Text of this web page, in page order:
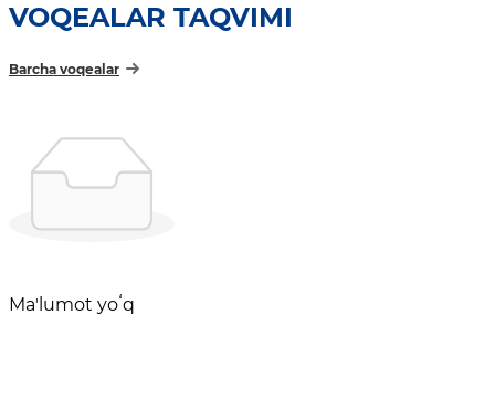
VOQEALAR TAQVIMI
Barcha voqealar
Maʼlumot yoʻq